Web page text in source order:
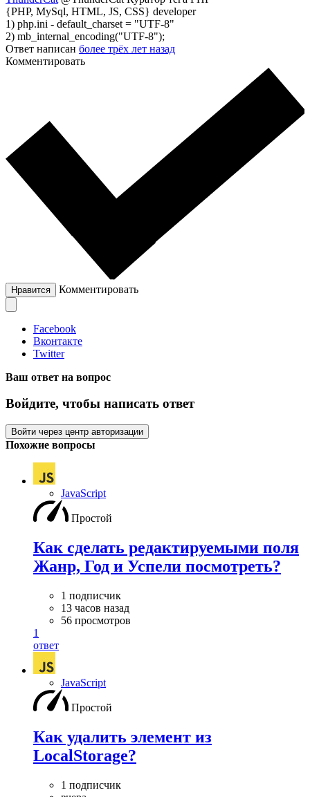
{PHP, MySql, HTML, JS, CSS} developer
1) php.ini - default_charset = "UTF-8"
2) mb_internal_encoding("UTF-8");
Ответ написан более трёх лет назад
Комментировать
Нравится Комментировать
Facebook
Вконтакте
Twitter
Ваш ответ на вопрос
Войдите, чтобы написать ответ
Войти через центр авторизации
Похожие вопросы
JavaScript
Простой
Как сделать редактируемыми поля
Жанр, Год и Успели посмотреть?
1 подписчик
13 часов назад
56 просмотров
1
ответ
JavaScript
Простой
Как удалить элемент из
LocalStorage?
1 подписчик